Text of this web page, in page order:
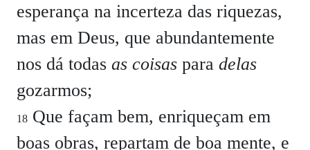
esperança na incerteza das riquezas,
mas em Deus, que abundantemente
nos dá todas as coisas para delas
gozarmos;
18 Que façam bem, enriqueçam em
boas obras, repartam de boa mente, e